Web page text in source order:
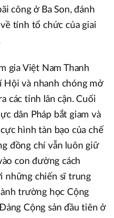
công ở Ba Son, đánh
tính tổ chức của giai
gia Việt Nam Thanh
Hội và nhanh chóng mở
các tỉnh lân cận. Cuối
dân Pháp bắt giam và
hình tàn bạo của chế
đồng chí vẫn luôn giữ
con đường cách
những chiến sĩ trung
trường học Cộng
Cộng sản đầu tiên ở